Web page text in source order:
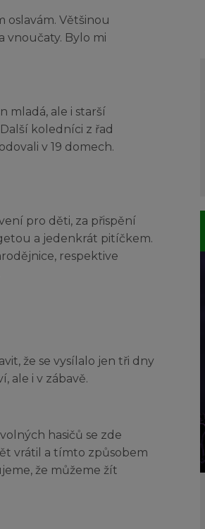
oslavám. Většinou
vnoučaty. Bylo mi
mladá, ale i starší
koledníci z řad
v 19 domech.
pro děti, za přispění
a jedenkrát pitíčkem.
respektive
že se vysílalo jen tři dny
ale i v zábavě.
hasičů se zde
vrátil a tímto způsobem
že můžeme žít